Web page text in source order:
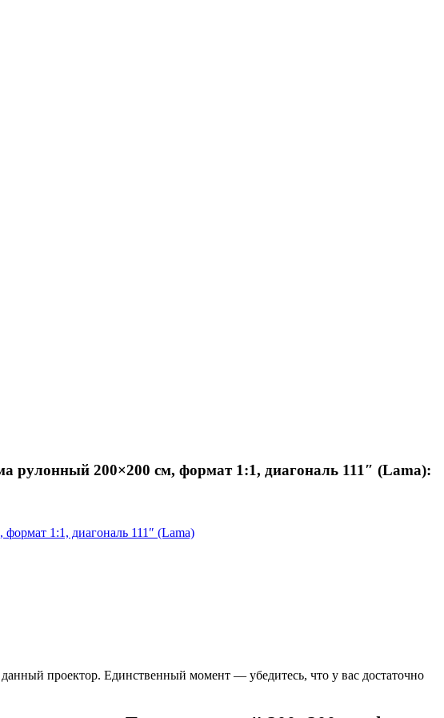
рулонный 200×200 см, формат 1:1, диагональ 111″ (Lama):
1:1, диагональ 111″ (Lama)
проектор. Единственный момент — убедитесь, что у вас достаточно